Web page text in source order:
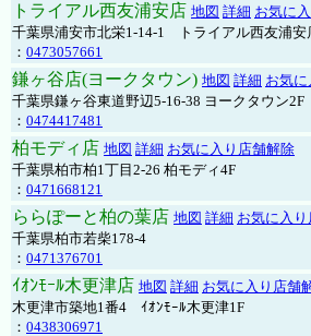
トライアル西友浦安店 地図 詳細 お気に
千葉県浦安市北栄1-14-1 トライアル西友浦安
： 0473057661
鎌ヶ谷店(ヨークタウン) 地図 詳細 お気
千葉県鎌ヶ谷東道野辺5-16-38 ヨークタウン2F
： 0474417481
柏モディ店 地図 詳細 お気に入り店舗解除
千葉県柏市柏1丁目2-26 柏モディ4F
： 0471668121
ららぽーと柏の葉店 地図 詳細 お気に入
千葉県柏市若柴178-4
： 0471376701
ｲｵﾝﾓｰﾙ木更津店 地図 詳細 お気に入り店舗
木更津市築地1番4 ｲｵﾝﾓｰﾙ木更津1F
： 0438306971